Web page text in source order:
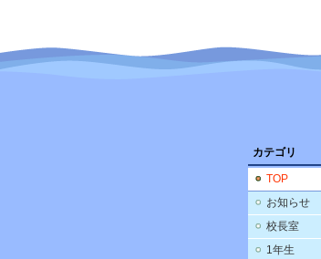
カテゴリ
TOP
お知らせ
校長室
1年生